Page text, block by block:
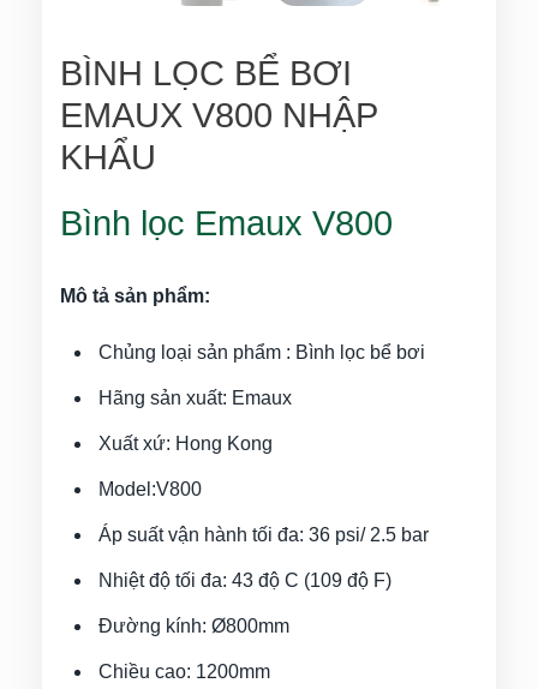
BÌNH LỌC BỂ BƠI
EMAUX V800 NHẬP
KHẨU
Bình lọc Emaux V800
Mô tả sản phẩm:
Chủng loại sản phẩm : Bình lọc bể bơi
Hãng sản xuất: Emaux
Xuất xứ: Hong Kong
Model:V800
Áp suất vận hành tối đa: 36 psi/ 2.5 bar
Nhiệt độ tối đa: 43 độ C (109 độ F)
Đường kính: Ø800mm
Chiều cao: 1200mm